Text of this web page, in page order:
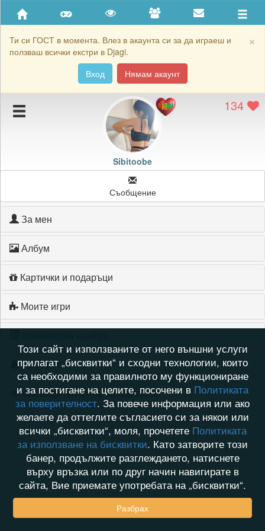
×
Ти си ГОСТ в момента. Влез в акаунта си за да играеш и
ползваш всички екстри в Djagi.
Вход
Нямам акаунт
Приятели
Хронология на игри
Подаръците на Sibitoobe
Картичките на Sibitoobe
134
Sibitoobe
Съобщение
За мен
Албум
Картички и подаръци
Моите игри
Активност
Кой видя профила на Sibitoobe
Този сайт и използваните от него външни услуги
прилагат „бисквитки“ и сходни технологии, които
са необходими за правилното му функциониране
и за постигане на целите, посочени в Политиката
за поверителност. За повече информация или ако
желаете да оттеглите съгласието си за някои или
всички „бисквитки“, моля, прочетете Политиката
за използване на бисквитки. Като затворите този
банер, продължите разглеждането, натиснете
върху връзка или по друг начин навигирате в
сайта, Вие приемате употребата на „бисквитки“.
Разбрах